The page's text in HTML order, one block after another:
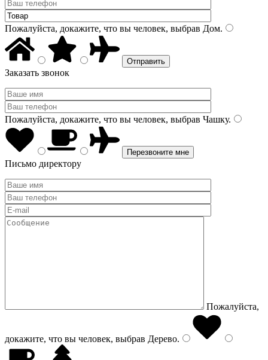
Пожалуйста, докажите, что вы человек, выбрав Дом.
Заказать звонок
Пожалуйста, докажите, что вы человек, выбрав Чашку.
Письмо директору
Пожалуйста,
докажите, что вы человек, выбрав Дерево.